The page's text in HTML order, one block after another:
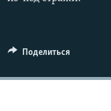
Поделиться